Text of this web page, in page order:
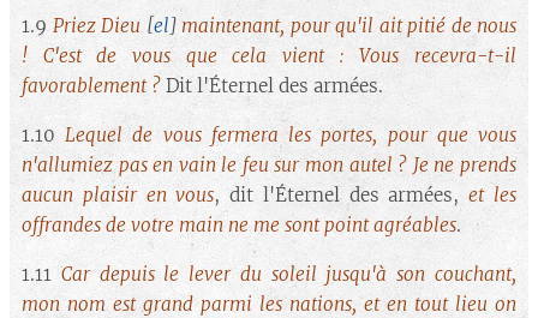
1.9 Priez Dieu [el] maintenant, pour qu'il ait pitié de nous
! C'est de vous que cela vient : Vous recevra-t-il
favorablement ? Dit l'Éternel des armées.
1.10Lequel de vous fermera les portes, pour que vous
n'allumiez pas en vain le feu sur mon autel ? Je ne prends
aucun plaisir en vous, dit l'Éternel des armées,et les
offrandes de votre main ne me sont point agréables.
1.11 Car depuis le lever du soleil jusqu'à son couchant,
mon nom est grand parmi les nations, et en tout lieu on